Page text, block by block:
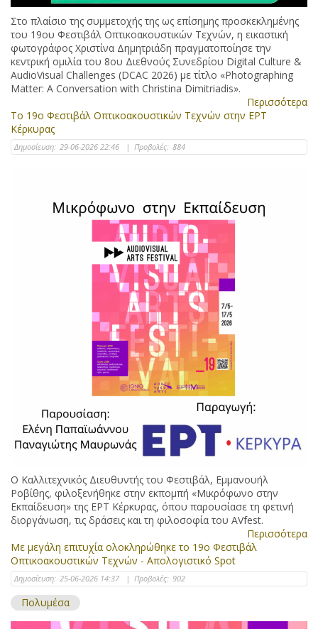
Στο πλαίσιο της συμμετοχής της ως επίσημης προσκεκλημένης
του 19ου Φεστιβάλ Οπτικοακουστικών Τεχνών, η εικαστική
φωτογράφος Χριστίνα Δημητριάδη πραγματοποίησε την
κεντρική ομιλία του 8ου Διεθνούς Συνεδρίου Digital Culture &
AudioVisual Challenges (DCAC 2026) με τίτλο «Photographing
Matter: A Conversation with Christina Dimitriadis».
Περισσότερα
Το 19ο Φεστιβάλ Οπτικοακουστικών Τεχνών στην ΕΡΤ
Κέρκυρας
Δημοσίευση: 29-06-2026 22:46 | Προβολές: 884
Ο Καλλιτεχνικός Διευθυντής του Φεστιβάλ, Εμμανουήλ
Ροβίθης, φιλοξενήθηκε στην εκπομπή «Μικρόφωνο στην
Εκπαίδευση» της ΕΡΤ Κέρκυρας, όπου παρουσίασε τη φετινή
διοργάνωση, τις δράσεις και τη φιλοσοφία του AVfest.
Περισσότερα
Με μεγάλη επιτυχία ολοκληρώθηκε το 19ο Φεστιβάλ
Οπτικοακουστικών Τεχνών - Απολογιστικό Spot
Δημοσίευση: 25-06-2026 14:37 | Προβολές: 902
Πολυμέσα